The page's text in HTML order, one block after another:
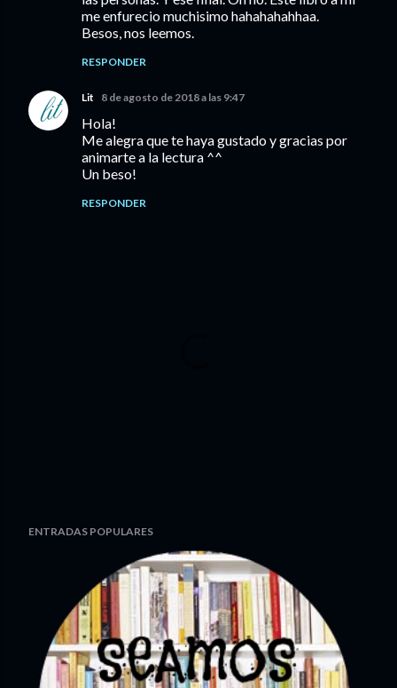
me enfurecio muchisimo hahahahahhaa.
Besos, nos leemos.
RESPONDER
Lit 8 de agosto de 2018 a las 9:47
Hola!
Me alegra que te haya gustado y gracias por
animarte a la lectura ^^
Un beso!
RESPONDER
u
ENTRADAS POPULARES